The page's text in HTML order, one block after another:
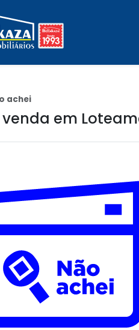
achei
em